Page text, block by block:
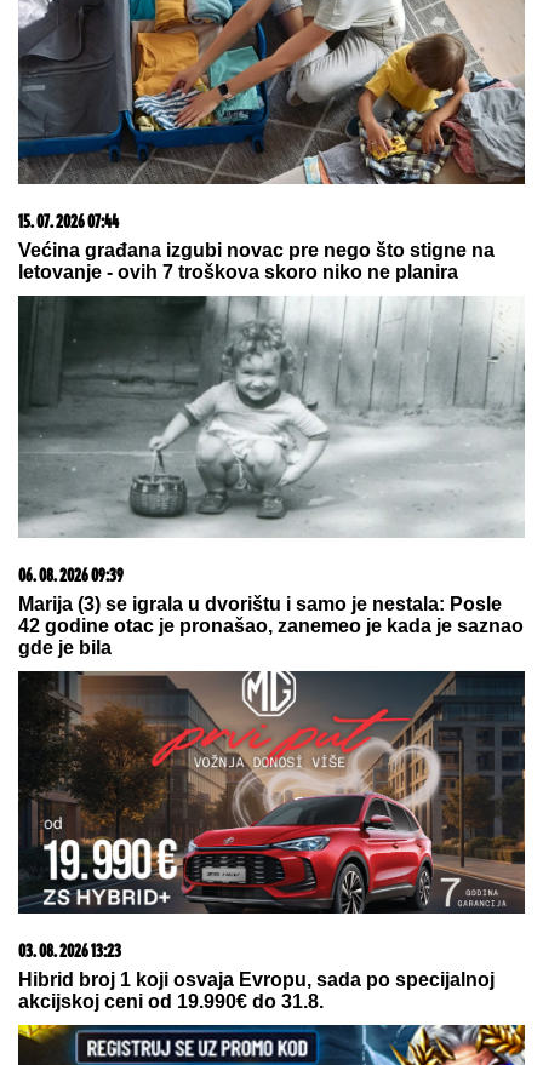
09. 07. 2026 09:20
Komfor po meri klijenata: nova linija paketa ALTA
07. 08. 2026 09:14
Сазнања „Политике”: Црна Гора следећа у војном
савезу Загреба, Тиране и Приштине
05. 08. 2026 06:45
Šta dete nasleđuje od oca, a šta od majke? Sve što
treba da znate o genetici